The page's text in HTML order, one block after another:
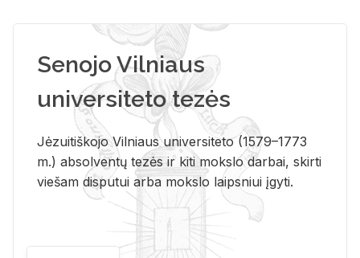
Senojo Vilniaus
universiteto tezės
Jėzuitiškojo Vilniaus universiteto (1579–1773
m.) absolventų tezės ir kiti mokslo darbai, skirti
viešam disputui arba mokslo laipsniui įgyti.